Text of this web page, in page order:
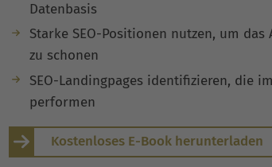
Datenbasis
Starke SEO-Positionen nutzen, um das
zu schonen
SEO-Landingpages identifizieren, die
performen
Kostenloses E-Book herunterladen